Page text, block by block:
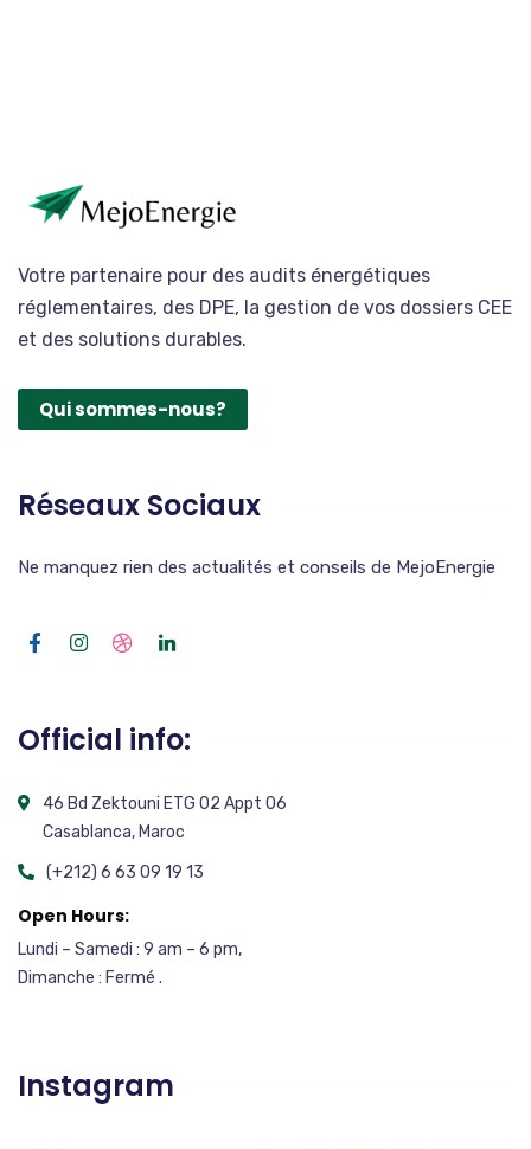
Votre partenaire pour des audits énergétiques
réglementaires, des DPE, la gestion de vos dossiers CEE
et des solutions durables.
Qui sommes-nous?
Réseaux Sociaux
Ne manquez rien des actualités et conseils de MejoEnergie
Official info:
46 Bd Zektouni ETG 02 Appt 06
Casablanca, Maroc
(+212) 6 63 09 19 13
Open Hours:
Lundi – Samedi : 9 am – 6 pm,
Dimanche : Fermé .
Instagram